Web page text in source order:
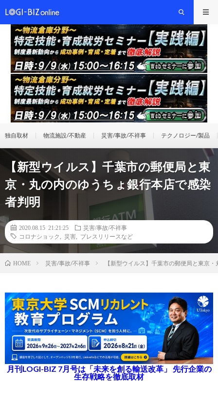
独自取材 物流施設/不動産 災害/事故/不祥事 テクノロジー/製品
【新型ウイルス】千葉市の郵便局と東
京・丸の内のゆうちょ銀行本店で感染
者判明
2020.08.15 21:21:25
災害/事故/不祥事
コロナショック
災害 プレスリリースなど
HOME 災害/事故/不祥事 【新型ウイルス】千葉市の郵便局と東京
月刊LOGI-BIZ 7月号は「未来を創る輸送改革」 先行企業の
生存戦略を徹底取材